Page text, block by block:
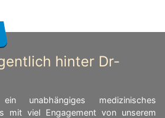
hinter Dr-
unabhängiges medizinisches
mit viel Engagement von unserem